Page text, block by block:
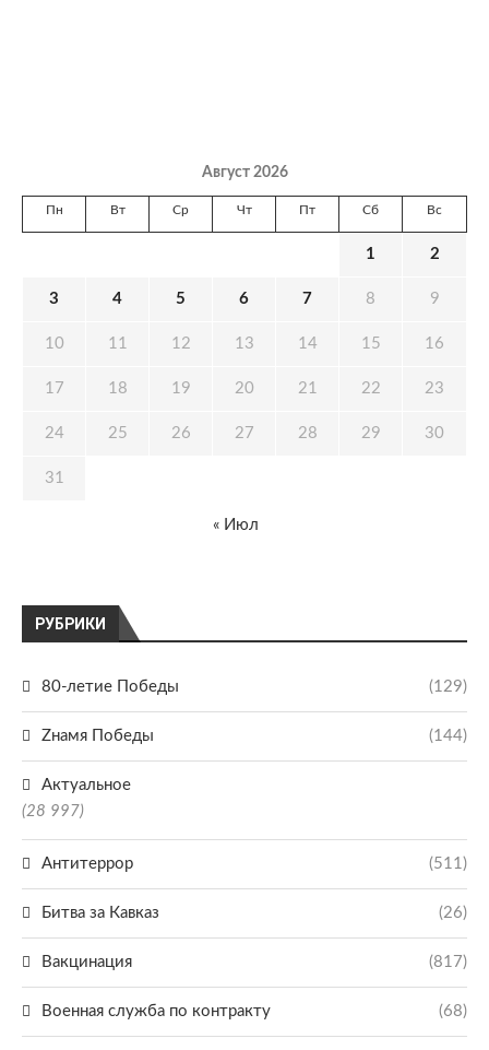
РУБРИКИ
80-летие Победы (129)
Zнамя Победы (144)
Актуальное
(28 997)
Антитеррор (511)
Битва за Кавказ (26)
Вакцинация (817)
Военная служба по контракту (68)
Август 2026
Пн Вт Ср Чт Пт Сб Вс
1 2
3 4 5 6 7 8 9
10 11 12 13 14 15 16
17 18 19 20 21 22 23
24 25 26 27 28 29 30
31
« Июл